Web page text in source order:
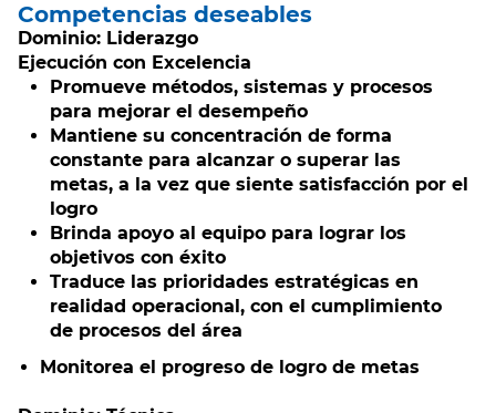
Competencias deseables
Dominio: Liderazgo
Ejecución con Excelencia
Promueve métodos, sistemas y procesos
para mejorar el desempeño
Mantiene su concentración de forma
constante para alcanzar o superar las
metas, a la vez que siente satisfacción por el
logro
Brinda apoyo al equipo para lograr los
objetivos con éxito
Traduce las prioridades estratégicas en
realidad operacional, con el cumplimiento
de procesos del área
Monitorea el progreso de logro de metas